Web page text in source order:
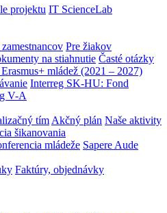
projektu IT ScienceLab
zamestnancov Pre žiakov
na stiahnutie Časté otázky
mládež (2021 – 2027)
Interreg SK-HU: Fond
V-A
tím Akčný plán Naše aktivity
šikanovania
mládeže Sapere Aude
Faktúry, objednávky